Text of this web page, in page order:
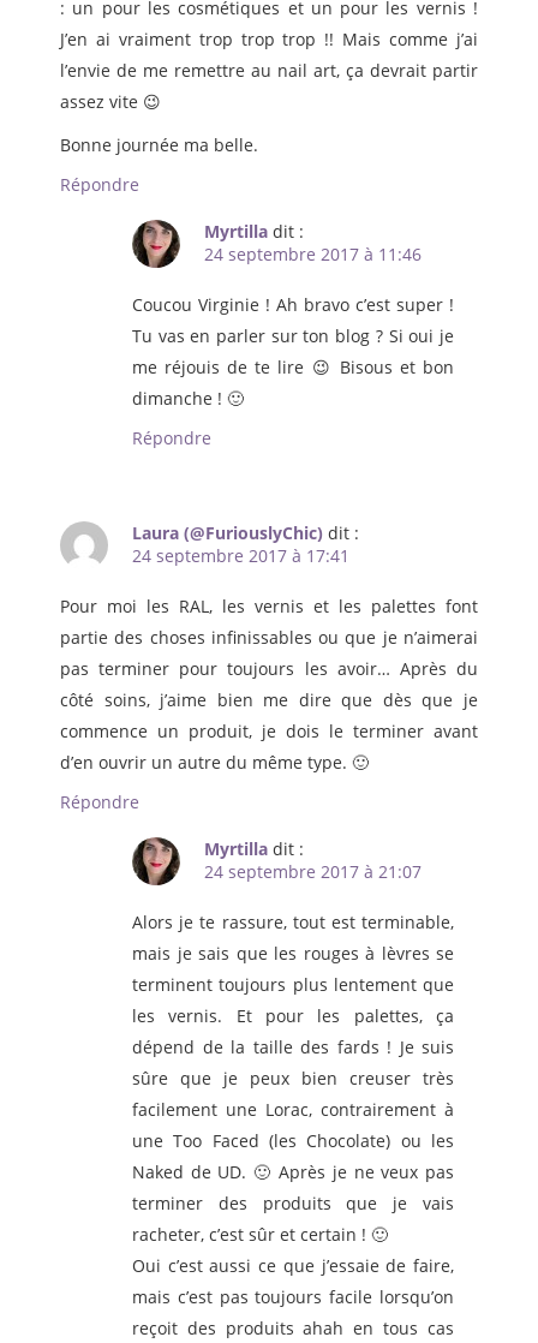
: un pour les cosmétiques et un pour les vernis !
J’en ai vraiment trop trop trop !! Mais comme j’ai
l’envie de me remettre au nail art, ça devrait partir
assez vite 😉
Bonne journée ma belle.
Répondre
Myrtilla dit :
24 septembre 2017 à 11:46
Coucou Virginie ! Ah bravo c’est super !
Tu vas en parler sur ton blog ? Si oui je
me réjouis de te lire 😉 Bisous et bon
dimanche ! 🙂
Répondre
Laura (@FuriouslyChic) dit :
24 septembre 2017 à 17:41
Pour moi les RAL, les vernis et les palettes font
partie des choses infinissables ou que je n’aimerai
pas terminer pour toujours les avoir… Après du
côté soins, j’aime bien me dire que dès que je
commence un produit, je dois le terminer avant
d’en ouvrir un autre du même type. 🙂
Répondre
Myrtilla dit :
24 septembre 2017 à 21:07
Alors je te rassure, tout est terminable,
mais je sais que les rouges à lèvres se
terminent toujours plus lentement que
les vernis. Et pour les palettes, ça
dépend de la taille des fards ! Je suis
sûre que je peux bien creuser très
facilement une Lorac, contrairement à
une Too Faced (les Chocolate) ou les
Naked de UD. 🙂 Après je ne veux pas
terminer des produits que je vais
racheter, c’est sûr et certain ! 🙂
Oui c’est aussi ce que j’essaie de faire,
mais c’est pas toujours facile lorsqu’on
reçoit des produits ahah en tous cas